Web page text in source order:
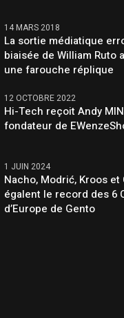
14 MARS 2018
La sortie médiatique
biaisée de William Ruto
une farouche réplique
12 OCTOBRE 2022
Hi-Tech reçoit Andy
fondateur de
1 JUIN 2024
Nacho, Modrić, Kroos et
égalent le record des 6
d’Europe de Gento